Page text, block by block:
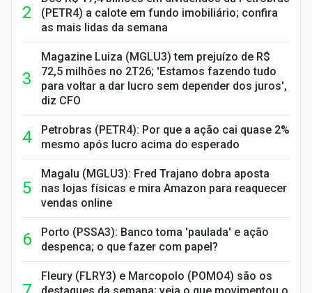
(PETR4) a calote em fundo imobiliário; confira
as mais lidas da semana
Magazine Luiza (MGLU3) tem prejuízo de R$
72,5 milhões no 2T26; 'Estamos fazendo tudo
para voltar a dar lucro sem depender dos juros',
diz CFO
Petrobras (PETR4): Por que a ação cai quase 2%
mesmo após lucro acima do esperado
Magalu (MGLU3): Fred Trajano dobra aposta
nas lojas físicas e mira Amazon para reaquecer
vendas online
Porto (PSSA3): Banco toma 'paulada' e ação
despenca; o que fazer com papel?
Fleury (FLRY3) e Marcopolo (POMO4) são os